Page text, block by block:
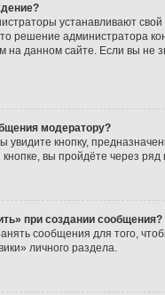
устанавливают
решение администратора
данном сайте. Если вы не
модератору?
кнопку,
вы пройдёте через
при создании сообщения?
сообщения для того,
личного раздела.